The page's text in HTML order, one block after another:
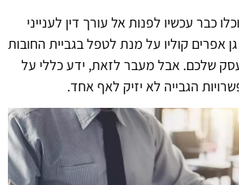
כבר עכשיו לפנות אל עורך דין לענייני
אפרים קוליו על מנת לטפל בגביית החובות
שלכם. אבל מעבר לזאת, ידע כללי על
הגבייה לא יזיק לאף אחד.